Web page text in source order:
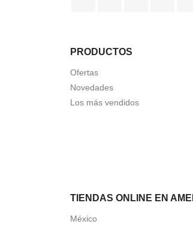
PRODUCTOS
Ofertas
Novedades
Los más vendidos
TIENDAS ONLINE EN
México